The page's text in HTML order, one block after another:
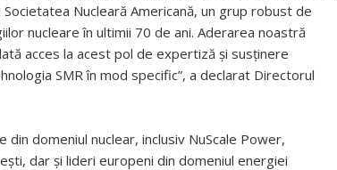
Nucleară Americană, un grup robust de
nucleare în ultimii 70 de ani. Aderarea noastră
acces la acest pol de expertiză și susținere
SMR în mod specific”, a declarat Directorul
domeniul nuclear, inclusiv NuScale Power,
dar și lideri europeni din domeniul energiei